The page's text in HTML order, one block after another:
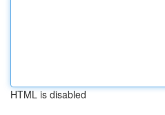
HTML is disabled